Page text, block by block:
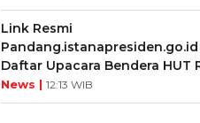
Link Resmi
Daftar Upacara Bendera HUT
Istana Negara
News | 12:13 WIB